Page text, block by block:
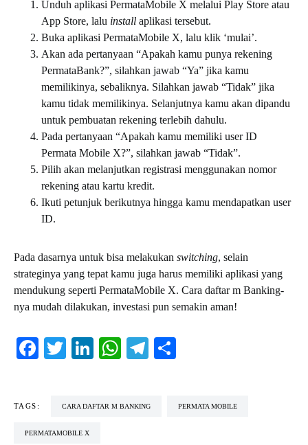
Unduh aplikasi PermataMobile X melalui Play Store atau
App Store, lalu install aplikasi tersebut.
Buka aplikasi PermataMobile X, lalu klik ‘mulai’.
Akan ada pertanyaan “Apakah kamu punya rekening
PermataBank?”, silahkan jawab “Ya” jika kamu
memilikinya, sebaliknya. Silahkan jawab “Tidak” jika
kamu tidak memilikinya. Selanjutnya kamu akan dipandu
untuk pembuatan rekening terlebih dahulu.
Pada pertanyaan “Apakah kamu memiliki user ID
Permata Mobile X?”, silahkan jawab “Tidak”.
Pilih akan melanjutkan registrasi menggunakan nomor
rekening atau kartu kredit.
Ikuti petunjuk berikutnya hingga kamu mendapatkan user
ID.
Pada dasarnya untuk bisa melakukan switching, selain
strateginya yang tepat kamu juga harus memiliki aplikasi yang
mendukung seperti PermataMobile X. Cara daftar m Banking-
nya mudah dilakukan, investasi pun semakin aman!
Facebook
TwitterLinkedIn
WhatsApp
Telegram
TAGS: CARA DAFTAR M BANKING PERMATA MOBILE
PERMATAMOBILE X